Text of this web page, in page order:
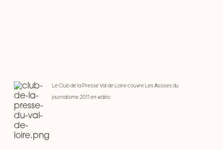
Le Club de la Presse Val de Loire couvre Les Assises du
journalisme 2011 en vidéo.